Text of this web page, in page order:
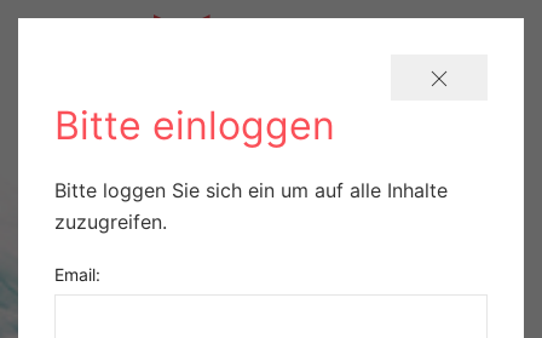
Bitte einloggen
Bitte loggen Sie sich ein um auf alle Inhalte
zuzugreifen.
Email: